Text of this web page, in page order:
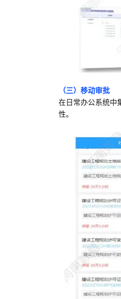
（三）移动审批
在日常办公系统中
性。